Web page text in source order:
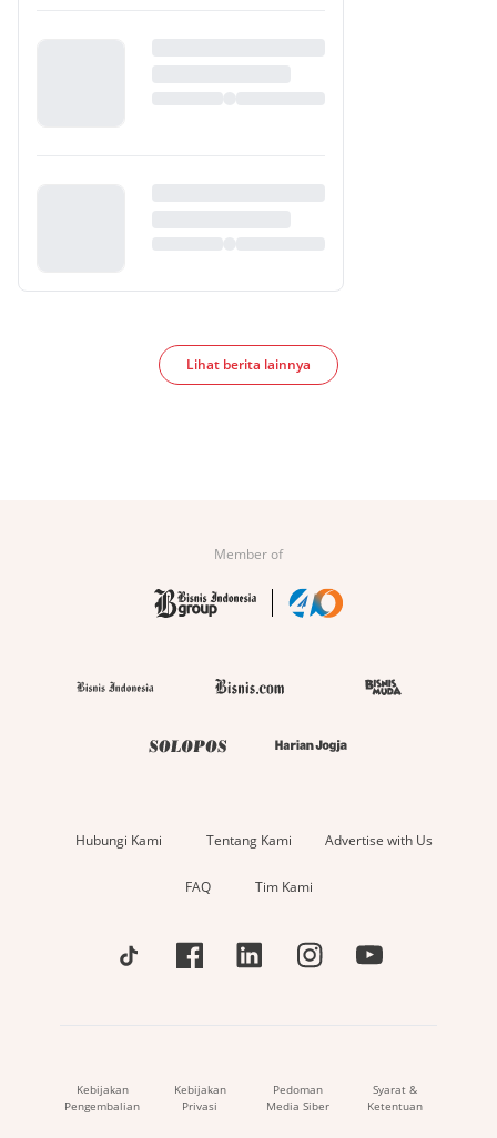
Lihat berita lainnya
Member of
Hubungi Kami Tentang Kami Advertise with Us
FAQ Tim Kami
Kebijakan
Pengembalian
Kebijakan
Privasi
Pedoman
Media Siber
Syarat &
Ketentuan